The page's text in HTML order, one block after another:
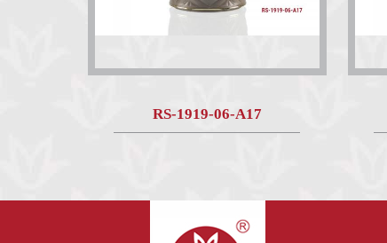
RS-1919-06-A17